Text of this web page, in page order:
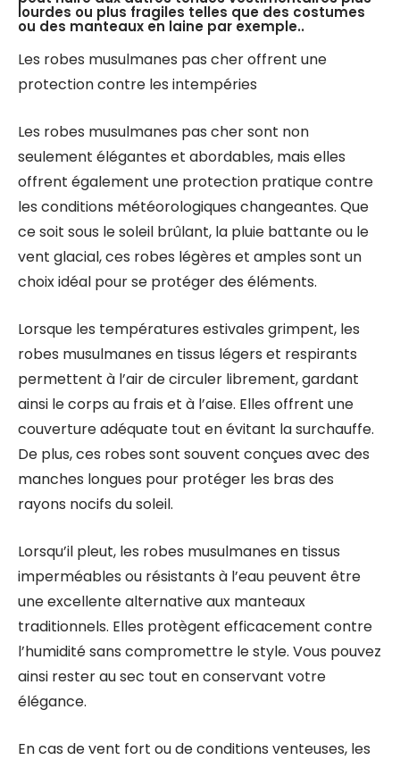
lourdes ou plus fragiles telles que des costumes
ou des manteaux en laine par exemple..
Les robes musulmanes pas cher offrent une
protection contre les intempéries
Les robes musulmanes pas cher sont non
seulement élégantes et abordables, mais elles
offrent également une protection pratique contre
les conditions météorologiques changeantes. Que
ce soit sous le soleil brûlant, la pluie battante ou le
vent glacial, ces robes légères et amples sont un
choix idéal pour se protéger des éléments.
Lorsque les températures estivales grimpent, les
robes musulmanes en tissus légers et respirants
permettent à l’air de circuler librement, gardant
ainsi le corps au frais et à l’aise. Elles offrent une
couverture adéquate tout en évitant la surchauffe.
De plus, ces robes sont souvent conçues avec des
manches longues pour protéger les bras des
rayons nocifs du soleil.
Lorsqu’il pleut, les robes musulmanes en tissus
imperméables ou résistants à l’eau peuvent être
une excellente alternative aux manteaux
traditionnels. Elles protègent efficacement contre
l’humidité sans compromettre le style. Vous pouvez
ainsi rester au sec tout en conservant votre
élégance.
En cas de vent fort ou de conditions venteuses, les